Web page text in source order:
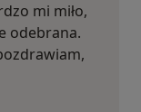
mi miło,
odebrana.